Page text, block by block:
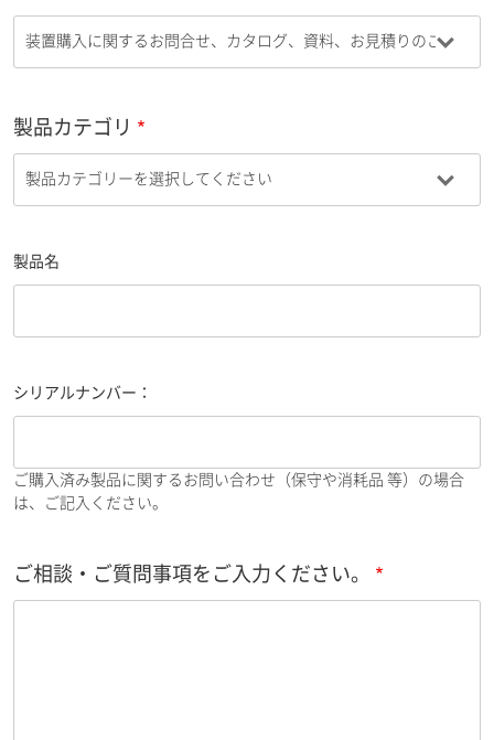
製品カテゴリ
製品名
シリアルナンバー：
ご購入済み製品に関するお問い合わせ（保守や消耗品 等）の場合
は、ご記入ください。
ご相談・ご質問事項をご入力ください。